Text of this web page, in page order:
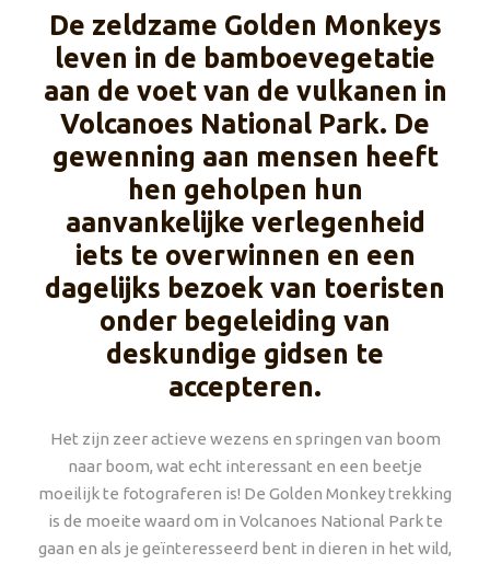
De zeldzame Golden Monkeys
leven in de bamboevegetatie
aan de voet van de vulkanen in
Volcanoes National Park. De
gewenning aan mensen heeft
hen geholpen hun
aanvankelijke verlegenheid
iets te overwinnen en een
dagelijks bezoek van toeristen
onder begeleiding van
deskundige gidsen te
accepteren.
Het zijn zeer actieve wezens en springen van boom
naar boom, wat echt interessant en een beetje
moeilijk te fotograferen is! De Golden Monkey trekking
is de moeite waard om in Volcanoes National Park te
gaan en als je geïnteresseerd bent in dieren in het wild,